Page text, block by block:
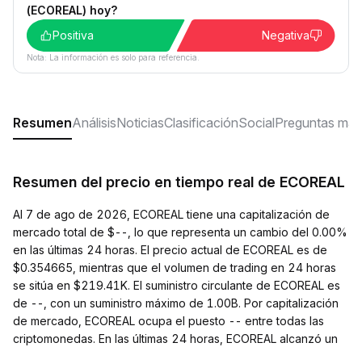
(ECOREAL) hoy?
Positiva
Negativa
Nota: La información es solo para referencia.
ResumenAnálisisNoticiasClasificaciónSocialPreguntas
Resumen del precio en tiempo real de ECOREAL
Al 7 de ago de 2026, ECOREAL tiene una capitalización de
mercado total de $--, lo que representa un cambio del 0.00%
en las últimas 24 horas. El precio actual de ECOREAL es de
$0.354665, mientras que el volumen de trading en 24 horas
se sitúa en $219.41K. El suministro circulante de ECOREAL es
de --, con un suministro máximo de 1.00B. Por capitalización
de mercado, ECOREAL ocupa el puesto -- entre todas las
criptomonedas. En las últimas 24 horas, ECOREAL alcanzó un